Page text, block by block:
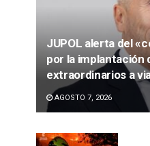
JUPOL alerta del
por la implantación
extraordinarios a
AGOSTO 7, 2026